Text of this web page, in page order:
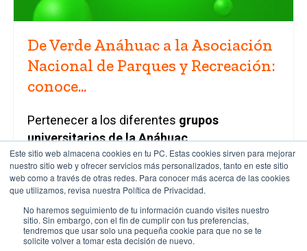
Este sitio web almacena cookies en tu PC. Estas cookies sirven para mejorar
nuestro sitio web y ofrecer servicios más personalizados, tanto en este sitio
web como a través de otras redes. Para conocer más acerca de las cookies
que utilizamos, revisa nuestra Política de Privacidad.
No haremos seguimiento de tu información cuando visites nuestro
sitio. Sin embargo, con el fin de cumplir con tus preferencias,
tendremos que usar solo una pequeña cookie para que no se te
solicite volver a tomar esta decisión de nuevo.
De Verde Anáhuac a la Asociación
Nacional de Parques y Recreación:
conoce...
Pertenecer a los diferentes grupos
universitarios de la Anáhuac
Mayabrepresenta grandes oportunidades
para el futuro profesional de los alumnos.
Leer más »